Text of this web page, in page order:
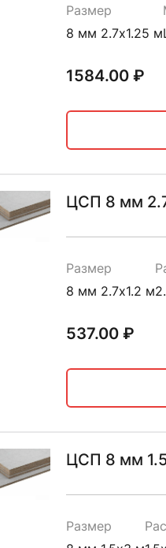
Размер
8 мм 2.7х1.25 м
1584.00₽
ЦСП 8 мм
Размер
8 мм 2.7х1.2 м
537.00₽
ЦСП 8 мм
Размер